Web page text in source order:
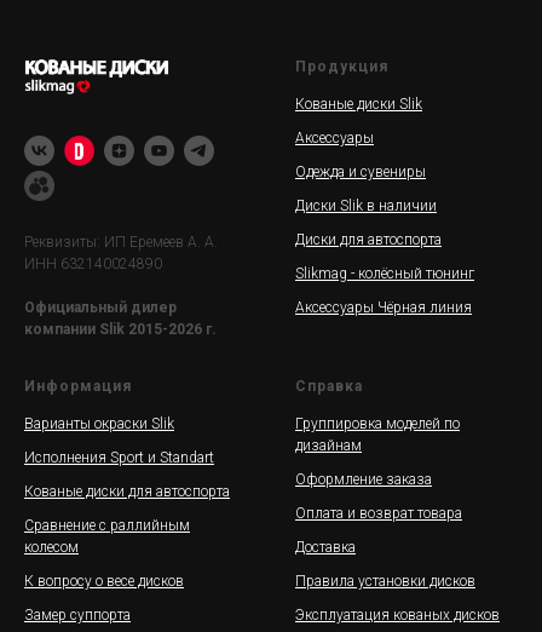
Реквизиты: ИП Еремеев А. А.
ИНН 632140024890
Официальный дилер
компании Slik 2015-2026 г.
Продукция
Кованые диски Slik
Аксессуары
Одежда и сувениры
Диски Slik в наличии
Диски для автоспорта
Slikmag - колёсный тюнинг
Аксессуары Чёрная линия
Информация
Варианты окраски Slik
Исполнения Sport и Standart
Кованые диски для автоспорта
Сравнение с раллийным
колесом
К вопросу о весе дисков
Замер суппорта
Справка
Группировка моделей по
дизайнам
Оформление заказа
Оплата и возврат товара
Доставка
Правила установки дисков
Эксплуатация кованых дисков